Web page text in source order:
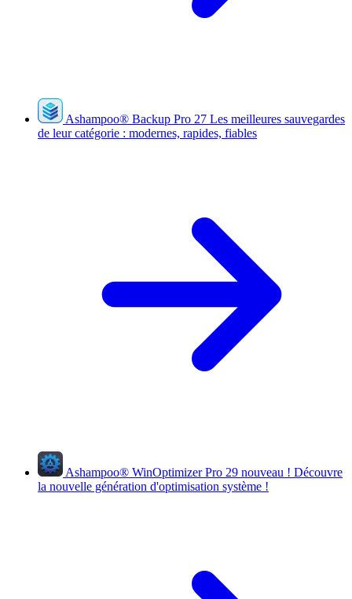
Ashampoo® Backup Pro 27 Les meilleures sauvegardes
de leur catégorie : modernes, rapides, fiables
Ashampoo® WinOptimizer Pro 29 nouveau ! Découvre
la nouvelle génération d'optimisation système !